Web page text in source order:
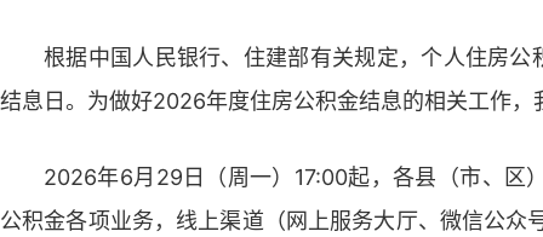
根据中国人民银行、住建部有关规定，个人住房
结息日。为做好2026年度住房公积金结息的相关工作
2026年6月29日（周一）17:00起，各县（市、区
公积金各项业务，线上渠道（网上服务大厅、微信公